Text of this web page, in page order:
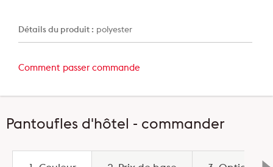
Détails du produit : polyester
Comment passer commande
Pantoufles d'hôtel - commander